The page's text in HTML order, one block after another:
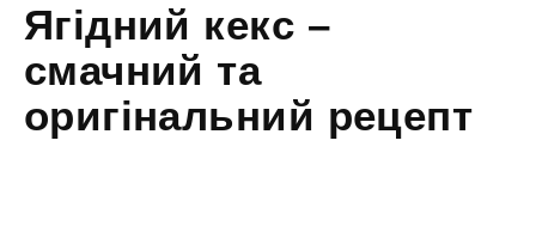
Ягідний кекс –
смачний та
оригінальний рецепт